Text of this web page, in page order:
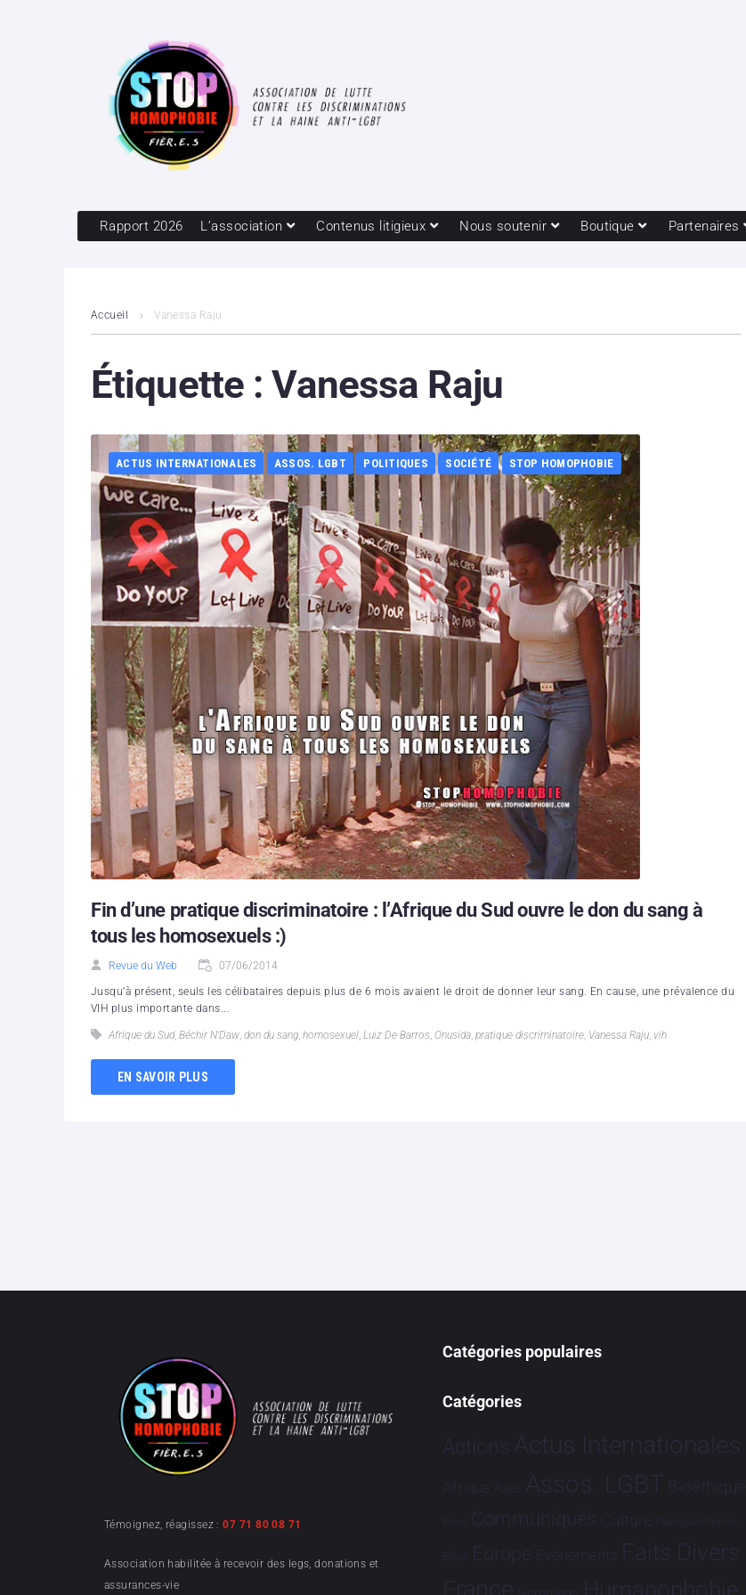
Rapport 2026 L’association Contenus litigieux Nous soutenir Boutique Partenaires
Accueil Vanessa Raju
Étiquette :Vanessa Raju
ACTUS INTERNATIONALES ASSOS. LGBT POLITIQUES SOCIÉTÉ STOP HOMOPHOBIE
Fin d’une pratique discriminatoire : l’Afrique du Sud ouvre le don du sang à
tous les homosexuels :)
Revue du Web 07/06/2014
Jusqu’à présent, seuls les célibataires depuis plus de 6 mois avaient le droit de donner leur sang. En cause, une prévalence du
VIH plus importante dans...
Afrique du Sud, Béchir N'Daw, don du sang, homosexuel, Luiz De Barros, Onusida, pratique discriminatoire, Vanessa Raju, vih
EN SAVOIR PLUS
Témoignez, réagissez :07 71 80 08 71
Association habilitée à recevoir des legs, donations et
assurances-vie
Catégories populaires
Catégories
Actions Actus Internationales
Afrique Asie Assos. LGBT Bioéthique
Brève Communiqués Culture Dialogues France-
Brésil Europe Evénements Faits Divers
Humanophobie